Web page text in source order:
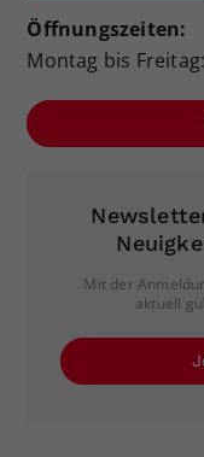
Öffnungszeiten:
Montag bis
Mit der
aktuell